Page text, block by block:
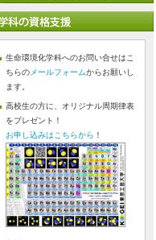
生命環境化学科へのお問い合せはこ
ちらの メールフォームからお願いし
ます。
高校生の方に、オリジナル周期律表
をプレゼント！
お申し込みはこちらから ！